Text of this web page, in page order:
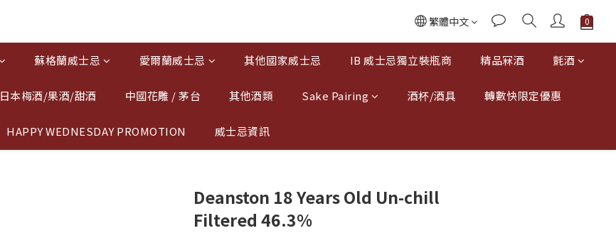
繁體中文
蘇格蘭威士忌 愛爾蘭威士忌 其他國家威士忌 IB 威士忌獨立裝瓶商 精品冧酒 氈酒
日本梅酒/果酒/甜酒 中國花雕 / 茅台 其他酒類 Sake Pairing 酒杯/酒具 轉數快限定優惠
HAPPY WEDNESDAY PROMOTION 威士忌資訊
Deanston 18 Years Old Un-chill
Filtered 46.3%